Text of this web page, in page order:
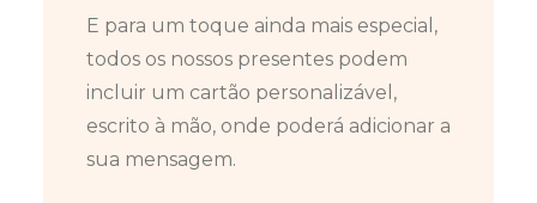
E para um toque ainda mais especial,
todos os nossos presentes podem
incluir um cartão personalizável,
escrito à mão, onde poderá adicionar a
sua mensagem.